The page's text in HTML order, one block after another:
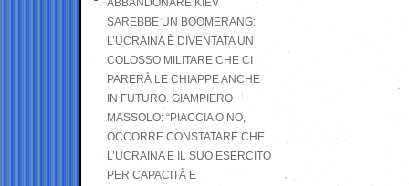
ABBANDONARE KIEV
SAREBBE UN BOOMERANG:
L’UCRAINA È DIVENTATA UN
COLOSSO MILITARE CHE CI
PARERÀ LE CHIAPPE ANCHE
IN FUTURO. GIAMPIERO
MASSOLO: “PIACCIA O NO,
OCCORRE CONSTATARE CHE
L’UCRAINA E IL SUO ESERCITO
PER CAPACITÀ E